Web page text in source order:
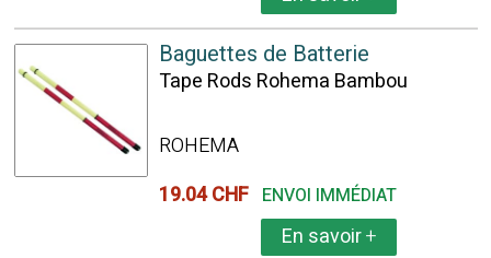
Baguettes de Batterie
Tape Rods Rohema Bambou
ROHEMA
19.04 CHF ENVOI IMMÉDIAT
En savoir+